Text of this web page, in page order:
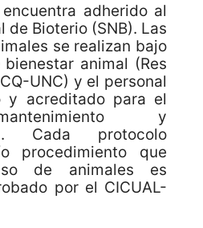
adherido al
de Bioterio (SNB). Las
se realizan bajo
animal (Res
UNC) y el personal
y acreditado para el
y
Cada protocolo
procedimiento que
de animales es
por el CICUAL-